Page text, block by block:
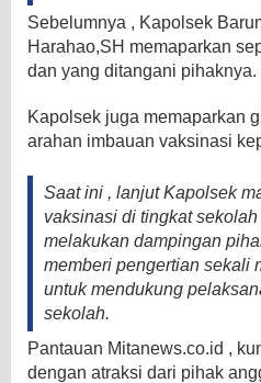
Sebelumnya , Kapolsek
Harahao,SH memaparkan
dan yang ditangani pihaknya.
Kapolsek juga memaparkan
arahan imbauan vaksinasi
Saat ini , lanjut Kapolsek
vaksinasi di tingkat
melakukan dampingan
memberi pengertian sekali
untuk mendukung
sekolah.
Pantauan Mitanews.co.id ,
dengan atraksi dari pihak